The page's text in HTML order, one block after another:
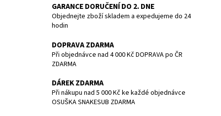
l
á
a
c
v
k
GARANCE DORUČENÍ DO 2. DNE
Objednejte zboží skladem a expedujeme do 24
hodin
DOPRAVA ZDARMA
Při objednávce nad 4 000 Kč DOPRAVA po ČR
ZDARMA
DÁREK ZDARMA
Při nákupu nad 5 000 Kč ke každé objednávce
OSUŠKA SNAKESUB ZDARMA